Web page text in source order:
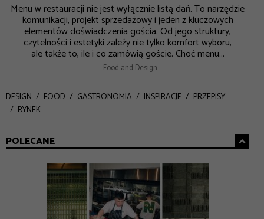
Menu w restauracji nie jest wyłącznie listą dań. To narzędzie
komunikacji, projekt sprzedażowy i jeden z kluczowych
elementów doświadczenia gościa. Od jego struktury,
czytelności i estetyki zależy nie tylko komfort wyboru,
ale także to, ile i co zamówią goście. Choć menu...
– Food and Design
DESIGN FOOD GASTRONOMIA INSPIRACJE
PRZEPISY
RYNEK
POLECANE